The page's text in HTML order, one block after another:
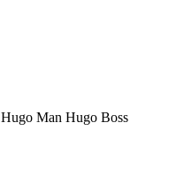
Hugo Man Hugo Boss